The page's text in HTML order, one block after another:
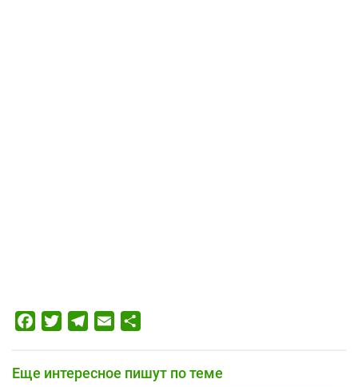
FacebookTwitterTelegram
Email
Еще интересное пишут по теме